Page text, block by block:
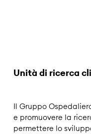
Unità di ricerca
Il Gruppo
e promuovere la
permettere lo